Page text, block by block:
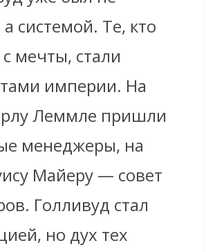
системой. Те, кто
мечты, стали
империи. На
Леммле пришли
менеджеры, на
Майеру — совет
Голливуд стал
но дух тех